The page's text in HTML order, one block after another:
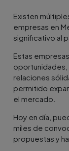
Existen
empresas en
significativo al
Estas
oportunidades,
relaciones
permitido
el mercado.
Hoy en día,
miles de
propuestas y